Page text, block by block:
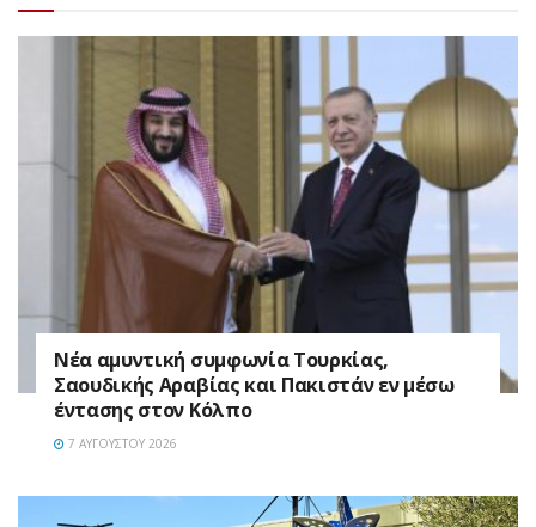
Νέα αμυντική συμφωνία Τουρκίας,
Σαουδικής Αραβίας και Πακιστάν εν μέσω
έντασης στον Κόλπο
7 ΑΥΓΟΎΣΤΟΥ 2026